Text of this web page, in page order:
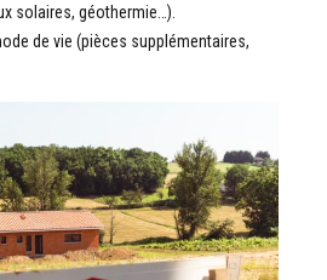
solaires, géothermie…).
de vie (pièces supplémentaires,